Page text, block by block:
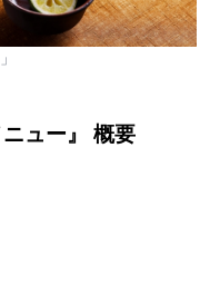
ュー』 概要